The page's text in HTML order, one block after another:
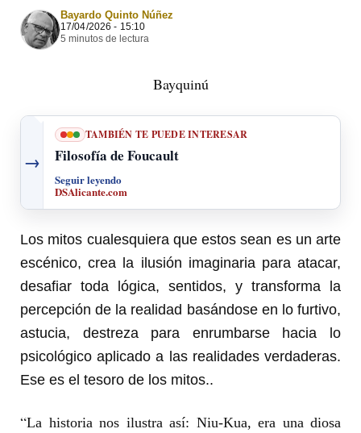
Bayardo Quinto Núñez
17/04/2026 - 15:10
5 minutos de lectura
Bayquinú
→
TAMBIÉN TE PUEDE INTERESAR
Filosofía de Foucault
Seguir leyendo
DSAlicante.com
Los mitos cualesquiera que estos sean es un arte
escénico, crea la ilusión imaginaria para atacar,
desafiar toda lógica, sentidos, y transforma la
percepción de la realidad basándose en lo furtivo,
astucia, destreza para enrumbarse hacia lo
psicológico aplicado a las realidades verdaderas.
Ese es el tesoro de los mitos..
“La historia nos ilustra así: Niu-Kua, era una diosa